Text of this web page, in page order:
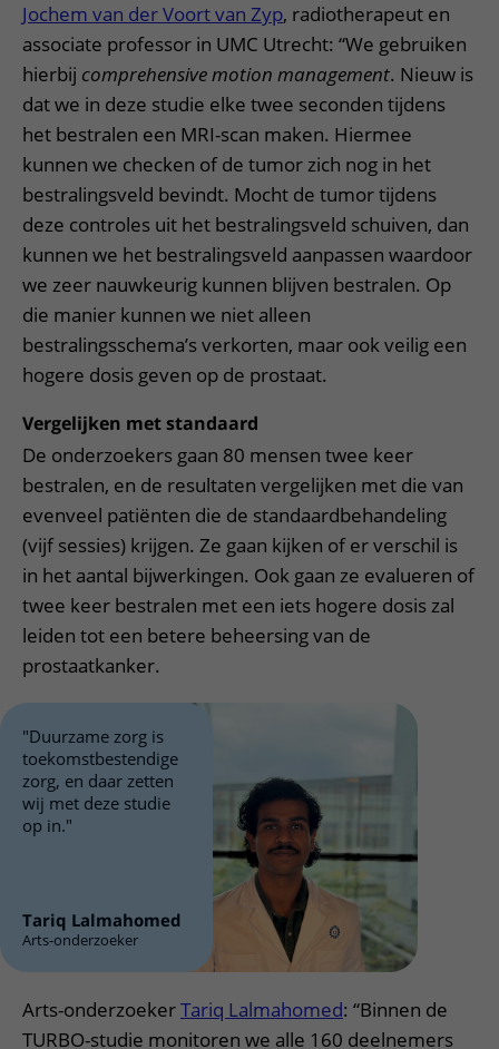
Jochem van der Voort van Zyp, radiotherapeut en
associate professor in UMC Utrecht: “We gebruiken
hierbij comprehensive motion management. Nieuw is
dat we in deze studie elke twee seconden tijdens
het bestralen een MRI-scan maken. Hiermee
kunnen we checken of de tumor zich nog in het
bestralingsveld bevindt. Mocht de tumor tijdens
deze controles uit het bestralingsveld schuiven, dan
kunnen we het bestralingsveld aanpassen waardoor
we zeer nauwkeurig kunnen blijven bestralen. Op
die manier kunnen we niet alleen
bestralingsschema’s verkorten, maar ook veilig een
hogere dosis geven op de prostaat.
Vergelijken met standaard
De onderzoekers gaan 80 mensen twee keer
bestralen, en de resultaten vergelijken met die van
evenveel patiënten die de standaardbehandeling
(vijf sessies) krijgen. Ze gaan kijken of er verschil is
in het aantal bijwerkingen. Ook gaan ze evalueren of
twee keer bestralen met een iets hogere dosis zal
leiden tot een betere beheersing van de
prostaatkanker.
"Duurzame zorg is
toekomstbestendige
zorg, en daar zetten
wij met deze studie
op in."
Tariq Lalmahomed
Arts-onderzoeker
Arts-onderzoekerTariq Lalmahomed: “Binnen de
TURBO-studie monitoren we alle 160 deelnemers